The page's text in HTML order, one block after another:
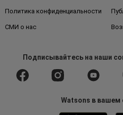
Политика конфиденциальности
СМИ о нас
Подписывайтесьна наши
Watsons в вашем